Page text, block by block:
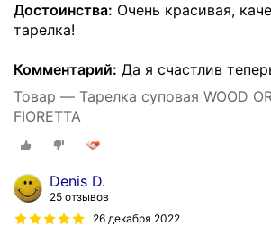
Достоинства: Очень красивая,
тарелка!
Комментарий: Да я счастлив
Товар — Тарелка суповая WOOD
FIORETTA
Denis D.
25 отзывов
26 декабря 2022